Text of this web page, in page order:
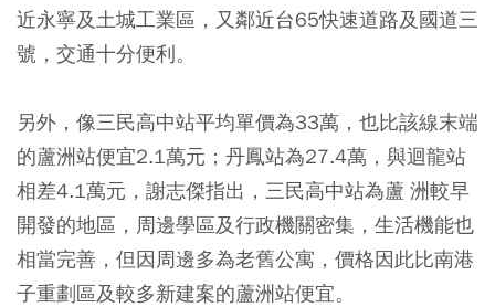
近永寧及土城工業區，又鄰近台65快速道路及國道三
號，交通十分便利。
另外，像三民高中站平均單價為33萬，也比該線末端
的蘆洲站便宜2.1萬元；丹鳳站為27.4萬，與迴龍站
相差4.1萬元，謝志傑指出，三民高中站為蘆 洲較早
開發的地區，周邊學區及行政機關密集，生活機能也
相當完善，但因周邊多為老舊公寓，價格因此比南港
子重劃區及較多新建案的蘆洲站便宜。